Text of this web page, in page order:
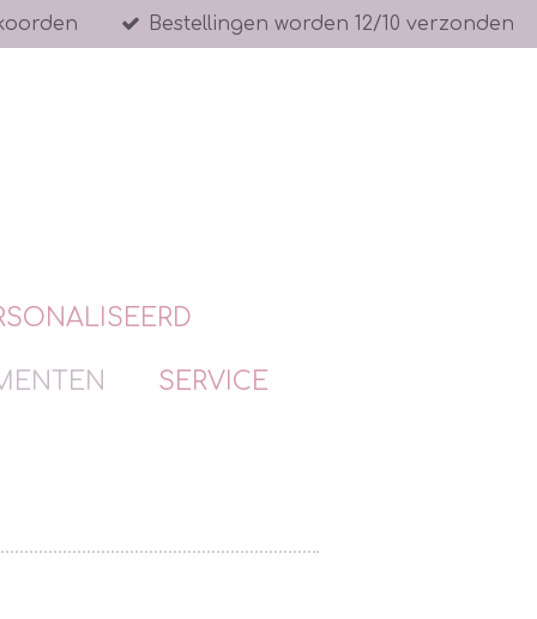
Bestellingen worden 12/10 verzonden
SERVICE